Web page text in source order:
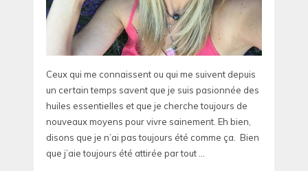
Ceux qui me connaissent ou qui me suivent depuis
un certain temps savent que je suis pasionnée des
huiles essentielles et que je cherche toujours de
nouveaux moyens pour vivre sainement. Eh bien,
disons que je n’ai pas toujours été comme ça. Bien
que j’aie toujours été attirée par tout ...